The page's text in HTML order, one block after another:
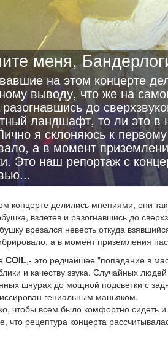
меня,
на этом концерте
выводу, что же на
до
ландшафт, то ли это в
я склоняюсь к
а в момент
Это наш репортаж с
концерте делились мнениями, они
взлетев и разогнавшись до
врезался невесть откуда
а в момент приземления
COIL,- это редчайшее "попадание в
и качеству звука. Случайных
шнурах до мощной подсветки с
гениальным маньяком.
чтобы всем было комфортно сидеть
что рецептура концерта